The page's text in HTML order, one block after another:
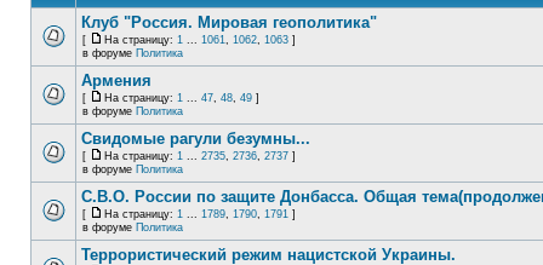
Клуб "Россия. Мировая геополитика"
[ На страницу: 1 ... 1061, 1062, 1063 ]
в форуме Политика
Армения
[ На страницу: 1 ... 47, 48, 49 ]
в форуме Политика
Свидомые рагули безумны...
[ На страницу: 1 ... 2735, 2736, 2737 ]
в форуме Политика
С.В.О. России по защите Донбасса. Общая
[ На страницу: 1 ... 1789, 1790, 1791 ]
в форуме Политика
Террористический режим нацистской Украины.